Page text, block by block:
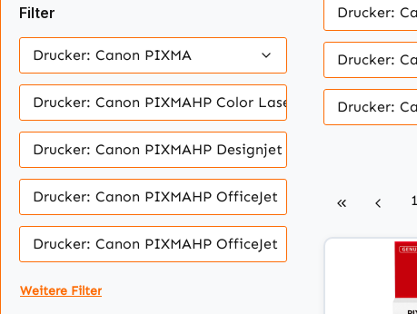
Filter
Drucker: Canon PIXMA
Drucker: Canon PIXMAHP Color LaserJet Pro
Drucker: Canon PIXMAHP Designjet
Drucker: Canon PIXMAHP OfficeJet
Drucker: Canon PIXMAHP OfficeJet
Weitere Filter
Drucker:
Drucker:
Drucker:
1